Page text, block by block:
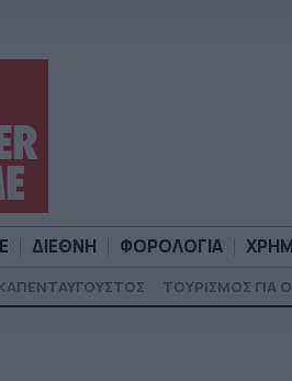
ΔΙΕΘΝΗ ΦΟΡΟΛΟΓΙΑ
ΤΟΥΡΙΣΜΟΣ ΓΙΑ